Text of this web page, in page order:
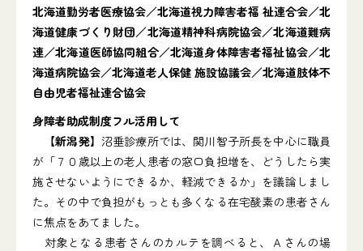
北海道勤労者医療協会／北海道視力障害者福 祉連合会／北
海道健康づくり財団／北海道精神科病院協会／北海道難病
連／北海道医師協同組合／北海道身体障害者福祉協会／北
海道病院協会／北海道老人保健 施設協議会／北海道肢体不
自由児者福祉連合協会
身障者助成制度フル活用して
【新潟発】 沼垂診療所では、関川智子所長を中心に職員
が「７０歳以上の老人患者の窓口負担増を、どうしたら実
施させないようにできるか、軽減できるか」を議論しまし
た。その中で負担がもっとも多くなる在宅酸素の患者さん
に焦点をあてました。
対象となる患者さんのカルテを調べると、Ａさんの場